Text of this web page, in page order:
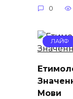
0
ЛАЙФ
Мови